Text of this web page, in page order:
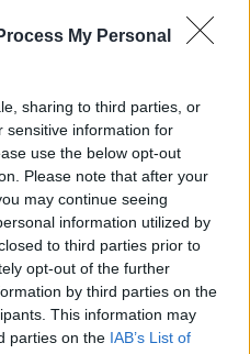
My Personal
sharing to third parties, or
sensitive information for
use the below opt-out
Please note that after your
may continue seeing
information utilized by
to third parties prior to
opt-out of the further
by third parties on the
This information may
parties on the IAB’s List of
Federale di Coverciano che -
a confronto i principali
ma non solo.
Giani e alla capo di
sono intervenuti al
italiana allenatori
dell'Associazione italiana
della Divisione
Mantovani, il presidente della
Assocalciatori Umberto